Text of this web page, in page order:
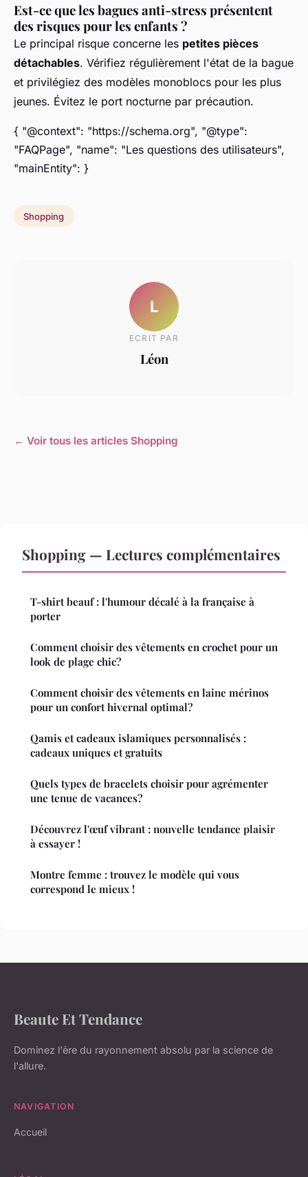
Est-ce que les bagues anti-stress présentent
des risques pour les enfants ?
Le principal risque concerne les petites pièces
détachables. Vérifiez régulièrement l'état de la bague
et privilégiez des modèles monoblocs pour les plus
jeunes. Évitez le port nocturne par précaution.
{ "@context": "https://schema.org", "@type":
"FAQPage", "name": "Les questions des utilisateurs",
"mainEntity": }
Shopping
L
ECRIT PAR
Léon
← Voir tous les articles Shopping
Shopping — Lectures complémentaires
T-shirt beauf : l'humour décalé à la française à
porter
Comment choisir des vêtements en crochet pour un
look de plage chic?
Comment choisir des vêtements en laine mérinos
pour un confort hivernal optimal?
Qamis et cadeaux islamiques personnalisés :
cadeaux uniques et gratuits
Quels types de bracelets choisir pour agrémenter
une tenue de vacances?
Découvrez l'œuf vibrant : nouvelle tendance plaisir
à essayer !
Montre femme : trouvez le modèle qui vous
correspond le mieux !
Beaute Et Tendance
Dominez l'ère du rayonnement absolu par la science de
l'allure.
NAVIGATION
Accueil